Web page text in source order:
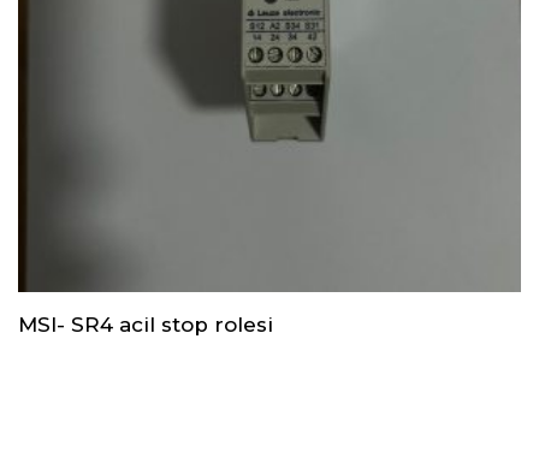
MSI- SR4 acil stop rolesi